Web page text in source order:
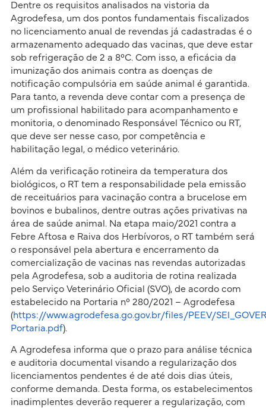
Dentre os requisitos analisados na vistoria da
Agrodefesa, um dos pontos fundamentais fiscalizados
no licenciamento anual de revendas já cadastradas é o
armazenamento adequado das vacinas, que deve estar
sob refrigeração de 2 a 8°C. Com isso, a eficácia da
imunização dos animais contra as doenças de
notificação compulsória em saúde animal é garantida.
Para tanto, a revenda deve contar com a presença de
um profissional habilitado para acompanhamento e
monitoria, o denominado Responsável Técnico ou RT,
que deve ser nesse caso, por competência e
habilitação legal, o médico veterinário.
Além da verificação rotineira da temperatura dos
biológicos, o RT tem a responsabilidade pela emissão
de receituários para vacinação contra a brucelose em
bovinos e bubalinos, dentre outras ações privativas na
área de saúde animal. Na etapa maio/2021 contra a
Febre Aftosa e Raiva dos Herbívoros, o RT também será
o responsável pela abertura e encerramento da
comercialização de vacinas nas revendas autorizadas
pela Agrodefesa, sob a auditoria de rotina realizada
pelo Serviço Veterinário Oficial (SVO), de acordo com
estabelecido na Portaria n° 280/2021 – Agrodefesa
(https://www.agrodefesa.go.gov.br/files/PEEV/
Portaria.pdf).
A Agrodefesa informa que o prazo para análise técnica
e auditoria documental visando a regularização dos
licenciamentos pendentes é de até dois dias úteis,
conforme demanda. Desta forma, os estabelecimentos
inadimplentes deverão requerer a regularização, com